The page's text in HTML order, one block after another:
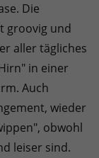
Die
groovig und
aller tägliches
in einer
Auch
wieder
obwohl
leiser sind.